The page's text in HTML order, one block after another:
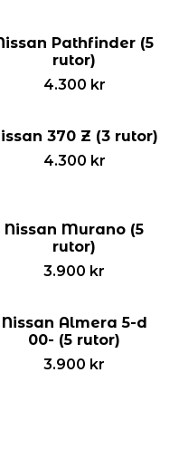
Pathfinder (5
rutor)
4.300 kr
370 Z (3 rutor)
4.300 kr
Nissan Murano (5
rutor)
3.900 kr
Nissan Almera 5-d
00- (5 rutor)
3.900 kr